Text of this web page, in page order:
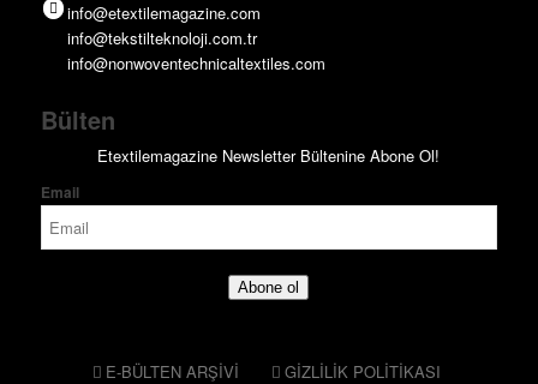
info@etextilemagazine.com
info@tekstilteknoloji.com.tr
info@nonwoventechnicaltextiles.com
Bülten
Etextilemagazine Newsletter Bültenine Abone Ol!
Email
Abone ol
E-BÜLTEN ARŞİVİ GİZLİLİK POLİTİKASI